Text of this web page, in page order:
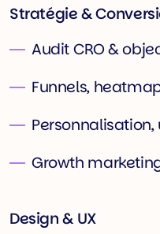
Stratégie &
Audit CRO &
Funnels,
Growth marketing
Design & UX